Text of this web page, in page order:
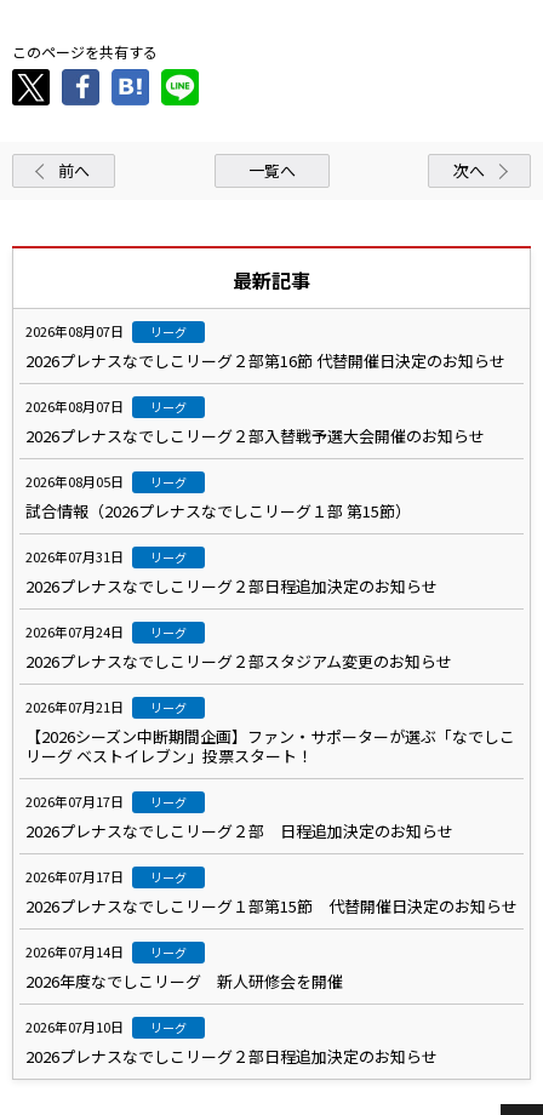
このページを共有する
前へ 一覧へ 次へ
最新記事
2026年08月07日 リーグ
2026プレナスなでしこリーグ２部第16節 代替開催日決定のお知らせ
2026年08月07日 リーグ
2026プレナスなでしこリーグ２部入替戦予選大会開催のお知らせ
2026年08月05日 リーグ
試合情報（2026プレナスなでしこリーグ１部 第15節）
2026年07月31日 リーグ
2026プレナスなでしこリーグ２部日程追加決定のお知らせ
2026年07月24日 リーグ
2026プレナスなでしこリーグ２部スタジアム変更のお知らせ
2026年07月21日 リーグ
【2026シーズン中断期間企画】ファン・サポーターが選ぶ「なでしこ
リーグ ベストイレブン」投票スタート！
2026年07月17日 リーグ
2026プレナスなでしこリーグ２部 日程追加決定のお知らせ
2026年07月17日 リーグ
2026プレナスなでしこリーグ１部第15節 代替開催日決定のお知らせ
2026年07月14日 リーグ
2026年度なでしこリーグ 新人研修会を開催
2026年07月10日 リーグ
2026プレナスなでしこリーグ２部日程追加決定のお知らせ